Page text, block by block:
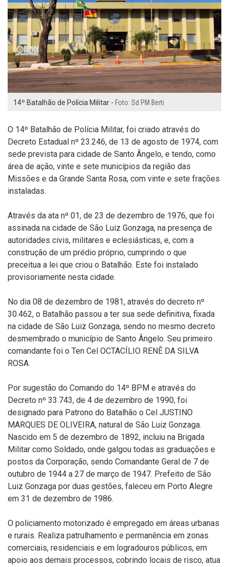
14º Batalhão de Polícia Militar - Foto: Sd PM Berti
O 14º Batalhão de Polícia Militar, foi criado através do
Decreto Estadual nº 23.246, de 13 de agosto de 1974, com
sede prevista para cidade de Santo Ângelo, e tendo, como
área de ação, vinte e sete municípios da região das
Missões e da Grande Santa Rosa, com vinte e sete frações
instaladas.
Através da ata nº 01, de 23 de dezembro de 1976, que foi
assinada na cidade de São Luiz Gonzaga, na presença de
autoridades civis, militares e eclesiásticas, e, com a
construção de um prédio próprio, cumprindo o que
preceitua a lei que criou o Batalhão. Este foi instalado
provisoriamente nesta cidade.
No dia 08 de dezembro de 1981, através do decreto nº
30.462, o Batalhão passou a ter sua sede definitiva, fixada
na cidade de São Luiz Gonzaga, sendo no mesmo decreto
desmembrado o município de Santo Ângelo. Seu primeiro
comandante foi o Ten Cel OCTACÍLIO RENÊ DA SILVA
ROSA.
Por sugestão do Comando do 14º BPM e através do
Decreto nº 33.743, de 4 de dezembro de 1990, foi
designado para Patrono do Batalhão o Cel JUSTINO
MARQUES DE OLIVEIRA, natural de São Luiz Gonzaga.
Nascido em 5 de dezembro de 1892, incluiu na Brigada
Militar como Soldado, onde galgou todas as graduações e
postos da Corporação, sendo Comandante Geral de 7 de
outubro de 1944 a 27 de março de 1947. Prefeito de São
Luiz Gonzaga por duas gestões, faleceu em Porto Alegre
em 31 de dezembro de 1986.
O policiamento motorizado é empregado em áreas urbanas
e rurais. Realiza patrulhamento e permanência em zonas
comerciais, residenciais e em logradouros públicos, em
apoio aos demais processos, cobrindo locais de risco, atua